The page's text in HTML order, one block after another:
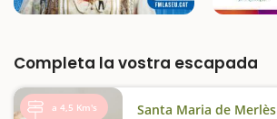
Completa la vostra escapada
a 4,5 Km's Santa Maria de Merlès